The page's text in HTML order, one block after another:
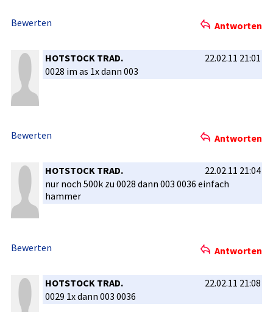
Bewerten Antworten
HOTSTOCK TRAD.
22.02.11 21:01
0028 im as 1x dann 003
Bewerten Antworten
HOTSTOCK TRAD.
22.02.11 21:04
nur noch 500k zu 0028 dann 003 0036 einfach
hammer
Bewerten Antworten
HOTSTOCK TRAD.
22.02.11 21:08
0029 1x dann 003 0036